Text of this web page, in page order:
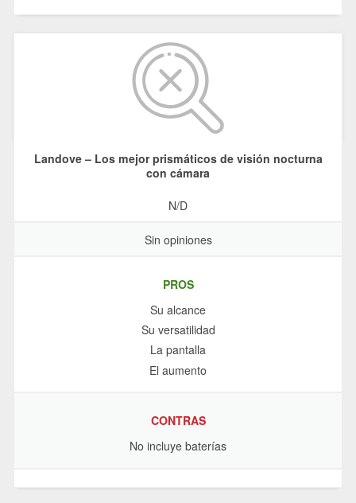
Landove – Los mejor prismáticos de visión nocturna
con cámara
N/D
Sin opiniones
PROS
Su alcance
Su versatilidad
La pantalla
El aumento
CONTRAS
No incluye baterías